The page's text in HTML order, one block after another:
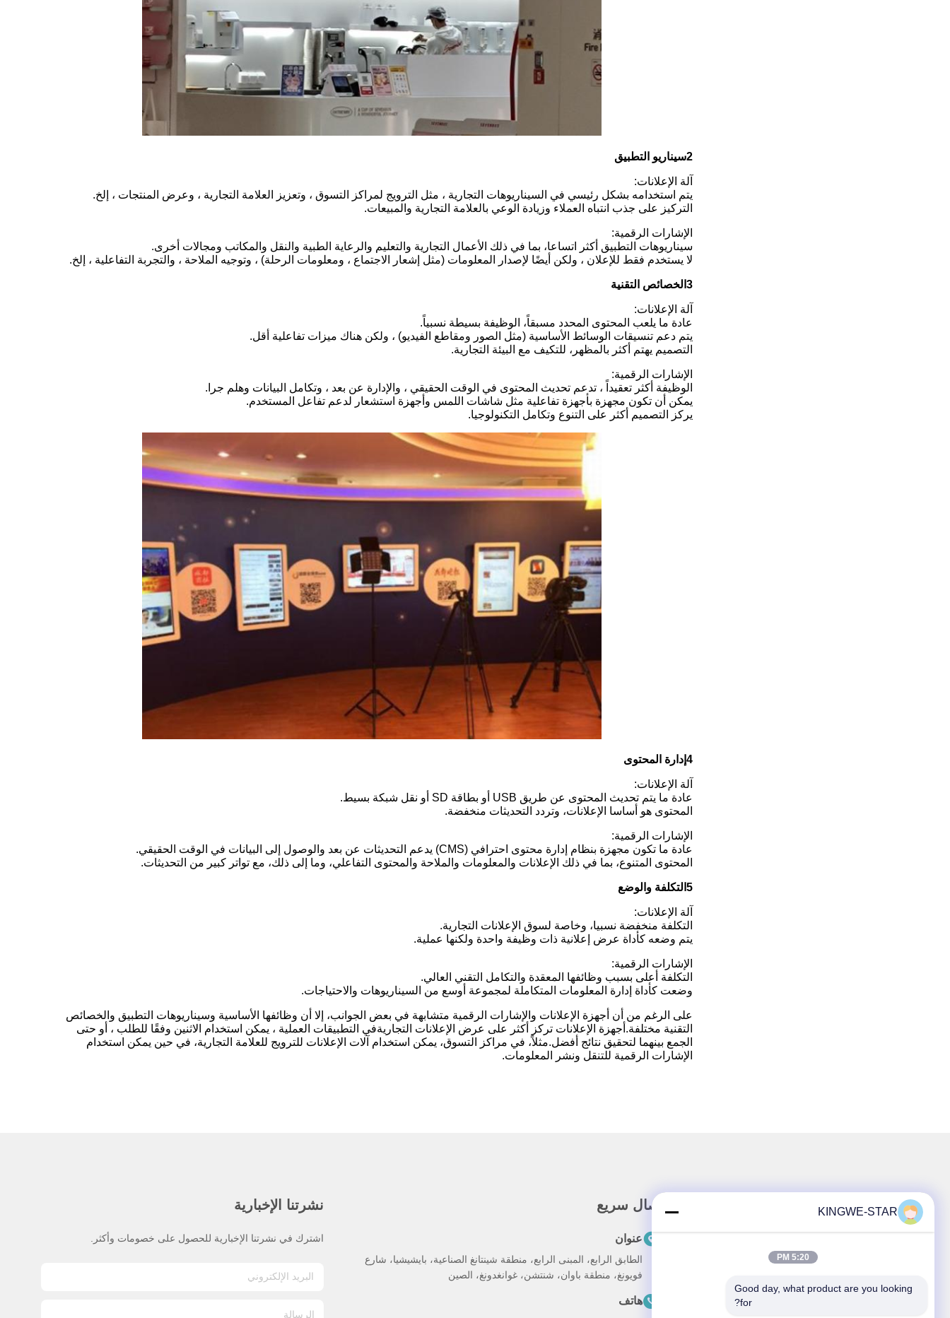
2سيناريو التطبيق
آلة الإعلانات:
يتم استخدامه بشكل رئيسي في السيناريوهات التجارية ، مثل الترويج لمراكز التسوق ، وتعزيز العلامة التجارية ، وعرض المنتجات ، إلخ.
التركيز على جذب انتباه العملاء وزيادة الوعي بالعلامة التجارية والمبيعات.
الإشارات الرقمية:
سيناريوهات التطبيق أكثر اتساعا، بما في ذلك الأعمال التجارية والتعليم والرعاية الطبية والنقل والمكاتب ومجالات أخرى.
لا يستخدم فقط للإعلان ، ولكن أيضًا لإصدار المعلومات (مثل إشعار الاجتماع ، ومعلومات الرحلة) ، وتوجيه الملاحة ، والتجربة التفاعلية ، إلخ.
3الخصائص التقنية
آلة الإعلانات:
عادة ما يلعب المحتوى المحدد مسبقاً، الوظيفة بسيطة نسبياً.
يتم دعم تنسيقات الوسائط الأساسية (مثل الصور ومقاطع الفيديو) ، ولكن هناك ميزات تفاعلية أقل.
التصميم يهتم أكثر بالمظهر، للتكيف مع البيئة التجارية.
الإشارات الرقمية:
الوظيفة أكثر تعقيداً ، تدعم تحديث المحتوى في الوقت الحقيقي ، والإدارة عن بعد ، وتكامل البيانات وهلم جرا.
يمكن أن تكون مجهزة بأجهزة تفاعلية مثل شاشات اللمس وأجهزة استشعار لدعم تفاعل المستخدم.
يركز التصميم أكثر على التنوع وتكامل التكنولوجيا.
4إدارة المحتوى
آلة الإعلانات:
عادة ما يتم تحديث المحتوى عن طريق USB أو بطاقة SD أو نقل شبكة بسيط.
المحتوى هو أساسا الإعلانات، وتردد التحديثات منخفضة.
الإشارات الرقمية:
عادة ما تكون مجهزة بنظام إدارة محتوى احترافي (CMS) يدعم التحديثات عن بعد والوصول إلى البيانات في الوقت الحقيقي.
المحتوى المتنوع، بما في ذلك الإعلانات والمعلومات والملاحة والمحتوى التفاعلي، وما إلى ذلك، مع تواتر كبير من التحديثات.
5التكلفة والوضع
آلة الإعلانات:
التكلفة منخفضة نسبيا، وخاصة لسوق الإعلانات التجارية.
يتم وضعه كأداة عرض إعلانية ذات وظيفة واحدة ولكنها عملية.
الإشارات الرقمية:
التكلفة أعلى بسبب وظائفها المعقدة والتكامل التقني العالي.
وضعت كأداة إدارة المعلومات المتكاملة لمجموعة أوسع من السيناريوهات والاحتياجات.
على الرغم من أن أجهزة الإعلانات والإشارات الرقمية متشابهة في بعض الجوانب، إلا أن وظائفها الأساسية وسيناريوهات التطبيق والخصائص
التقنية مختلفة.أجهزة الإعلانات تركز أكثر على عرض الإعلانات التجاريةفي التطبيقات العملية ، يمكن استخدام الاثنين وفقًا للطلب ، أو حتى
الجمع بينهما لتحقيق نتائج أفضل.مثلاً، في مراكز التسوق، يمكن استخدام آلات الإعلانات للترويج للعلامة التجارية، في حين يمكن استخدام
الإشارات الرقمية للتنقل ونشر المعلومات.
رابط سريع
معلومات عنا
اتصال سريع
عنوان
الطابق الرابع، المبنى الرابع، منطقة شينتانغ الصناعية، بايشيشيا، شارع
فويونغ، منطقة باوان، شنتشن، غوانغدونغ، الصين
هاتف
نشرتنا الإخبارية
اشترك في نشرتنا الإخبارية للحصول على خصومات وأكثر.
KINGWE-STAR
5:20 PM
Good day, what product are you looking
for?